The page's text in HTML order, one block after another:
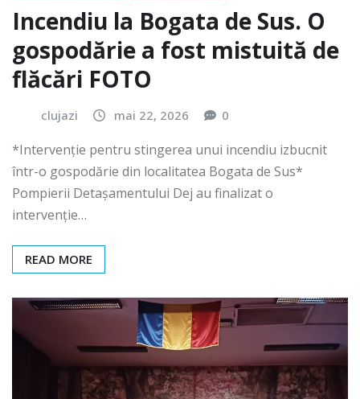
Incendiu la Bogata de Sus. O
gospodărie a fost mistuită de
flăcări FOTO
clujazi mai 22, 2026 0
*Intervenție pentru stingerea unui incendiu izbucnit
într-o gospodărie din localitatea Bogata de Sus*
Pompierii Detașamentului Dej au finalizat o
intervenție…
READ MORE